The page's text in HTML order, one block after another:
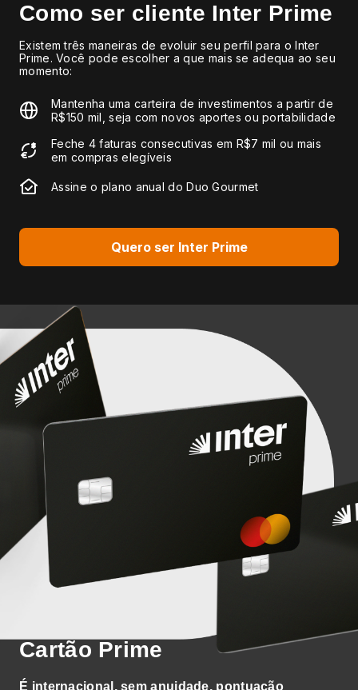
Como ser cliente Inter Prime
Existem três maneiras de evoluir seu perfil para o Inter
Prime. Você pode escolher a que mais se adequa ao seu
momento:
Mantenha uma carteira de investimentos a partir de
R$150 mil, seja com novos aportes ou portabilidade
Feche 4 faturas consecutivas em R$7 mil ou mais
em compras elegíveis
Assine o plano anual do Duo Gourmet
Quero ser Inter Prime
Cartão Prime
É internacional, sem anuidade, pontuação